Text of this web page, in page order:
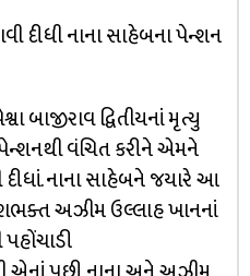
દીધી નાના સાહેબના પેન્શન
દ્વિતીયનાં મૃત્યુ
વંચિત કરીને એમને
નાના સાહેબને જયારે આ
અઝીમ ઉલ્લાહ ખાનનાં